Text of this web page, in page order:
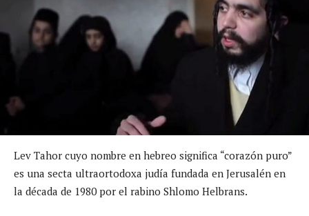
Lev Tahor cuyo nombre en hebreo significa “corazón puro”
es una secta ultraortodoxa judía fundada en Jerusalén en
la década de 1980 por el rabino Shlomo Helbrans.